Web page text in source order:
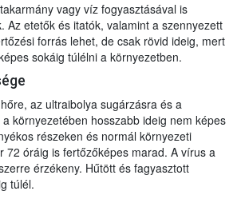
vagy víz fogyasztásával is
Az etetők és itatók, valamint a szennyezett
forrás lehet, de csak rövid ideig, mert
sokáig túlélni a környezetben.
az ultraibolya sugárzásra és a
környezetében hosszabb ideig nem képes
részeken és normál környezeti
72 óráig is fertőzőképes marad. A vírus a
érzékeny. Hűtött és fagyasztott
túlél.